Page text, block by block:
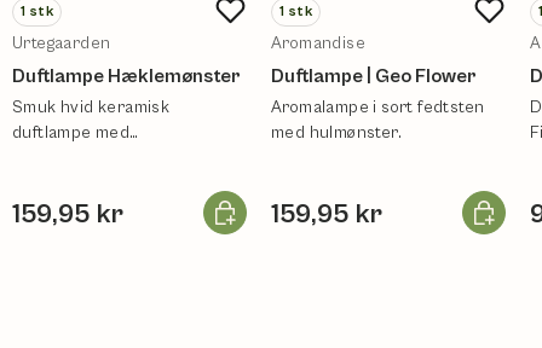
1 stk
Urtegaarden
Duftlampe Hæklemønster
Smuk hvid keramisk
duftlampe med
159,95 kr Læg i kurv
1 stk
Aromandise
Duftlampe | Geo Flower
Aromalampe i sort fedtsten
med hulmønster.
159,95 kr Læg i